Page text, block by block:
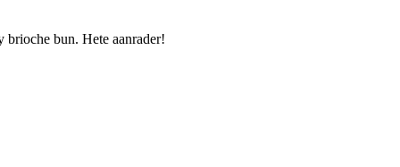
brioche bun. Hete aanrader!